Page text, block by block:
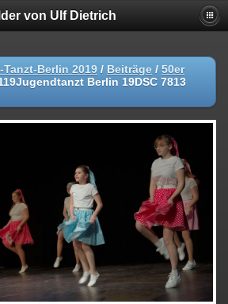
von Ulf Dietrich
Berlin 2019 / Beiträge / 50er
Berlin 19DSC 7813